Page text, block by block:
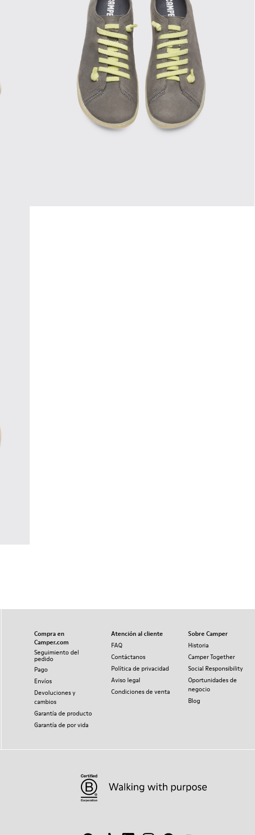
Compra en
Camper.com
Seguimiento del
pedido
Pago
Envíos
Devoluciones y
cambios
Garantía de producto
Garantía de por vida
Atención al cliente
FAQ
Contáctanos
Política de privacidad
Aviso legal
Condiciones de venta
Sobre Camper
Historia
Camper Together
Social Responsibility
Oportunidades de
negocio
Blog